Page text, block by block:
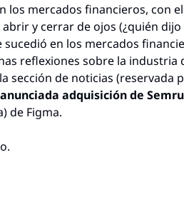
los mercados financieros, con
y cerrar de ojos (¿quién
en los mercados
reflexiones sobre la industria
sección de noticias (reservada
adquisición de
de Figma.